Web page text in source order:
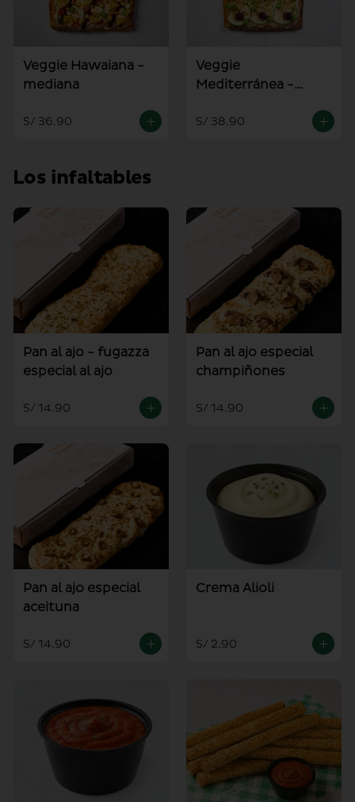
Veggie Hawaiana -
mediana
S/ 36.90
Veggie
Mediterránea -
S/ 38.90
Los infaltables
Pan al ajo - fugazza
especial al ajo
S/ 14.90
Pan al ajo especial
champiñones
S/ 14.90
Pan al ajo especial
aceituna
S/ 14.90
Crema Alioli
S/ 2.90